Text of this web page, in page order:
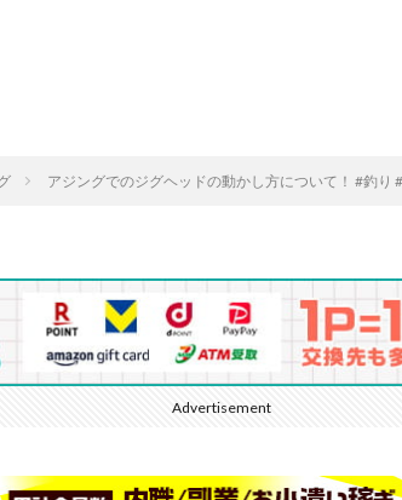
アジングでのジグヘッドの動かし方について！ #釣り
Advertisement